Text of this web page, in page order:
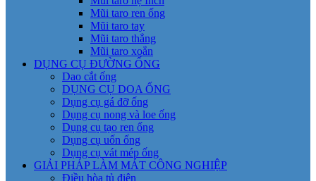
Mũi taro ren ống
Mũi taro tay
Mũi taro thẳng
Mũi taro xoắn
DỤNG CỤ ĐƯỜNG ỐNG
Dao cắt ống
DỤNG CỤ DOA ỐNG
Dụng cụ gá đỡ ống
Dụng cụ nong và loe ống
Dụng cụ tạo ren ống
Dụng cụ uốn ống
Dụng cụ vát mép ống
GIẢI PHÁP LÀM MÁT CÔNG NGHIỆP
Điều hòa tủ điện